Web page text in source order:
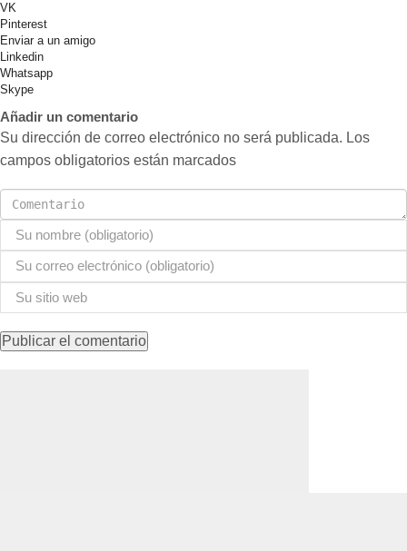
VK
Pinterest
Enviar a un amigo
Linkedin
Whatsapp
Skype
Añadir un comentario
Su dirección de correo electrónico no será publicada. Los
campos obligatorios están marcados